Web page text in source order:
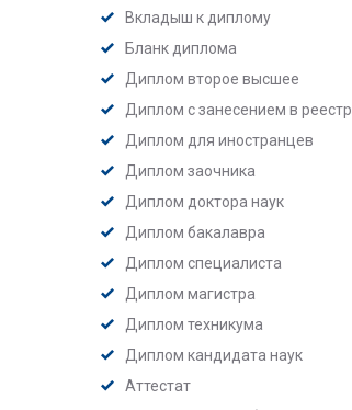
Вкладыш к диплому
Бланк диплома
Диплом второе высшее
Диплом с занесением в реестр
Диплом для иностранцев
Диплом заочника
Диплом доктора наук
Диплом бакалавра
Диплом специалиста
Диплом магистра
Диплом техникума
Диплом кандидата наук
Аттестат